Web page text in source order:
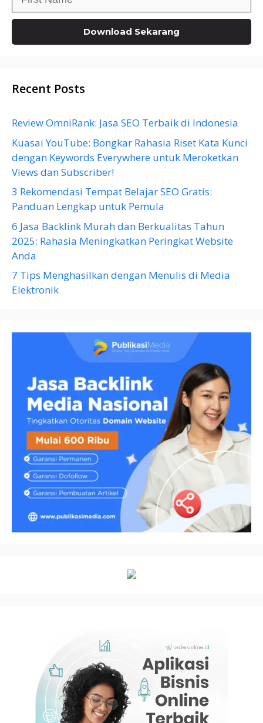
Recent Posts
Review OmniRank: Jasa SEO Terbaik di Indonesia
Kuasai YouTube: Bongkar Rahasia Riset Kata Kunci
dengan Keywords Everywhere untuk Meroketkan
Views dan Subscriber!
3 Rekomendasi Tempat Belajar SEO Gratis:
Panduan Lengkap untuk Pemula
6 Jasa Backlink Murah dan Berkualitas Tahun
2025: Rahasia Meningkatkan Peringkat Website
Anda
7 Tips Menghasilkan dengan Menulis di Media
Elektronik